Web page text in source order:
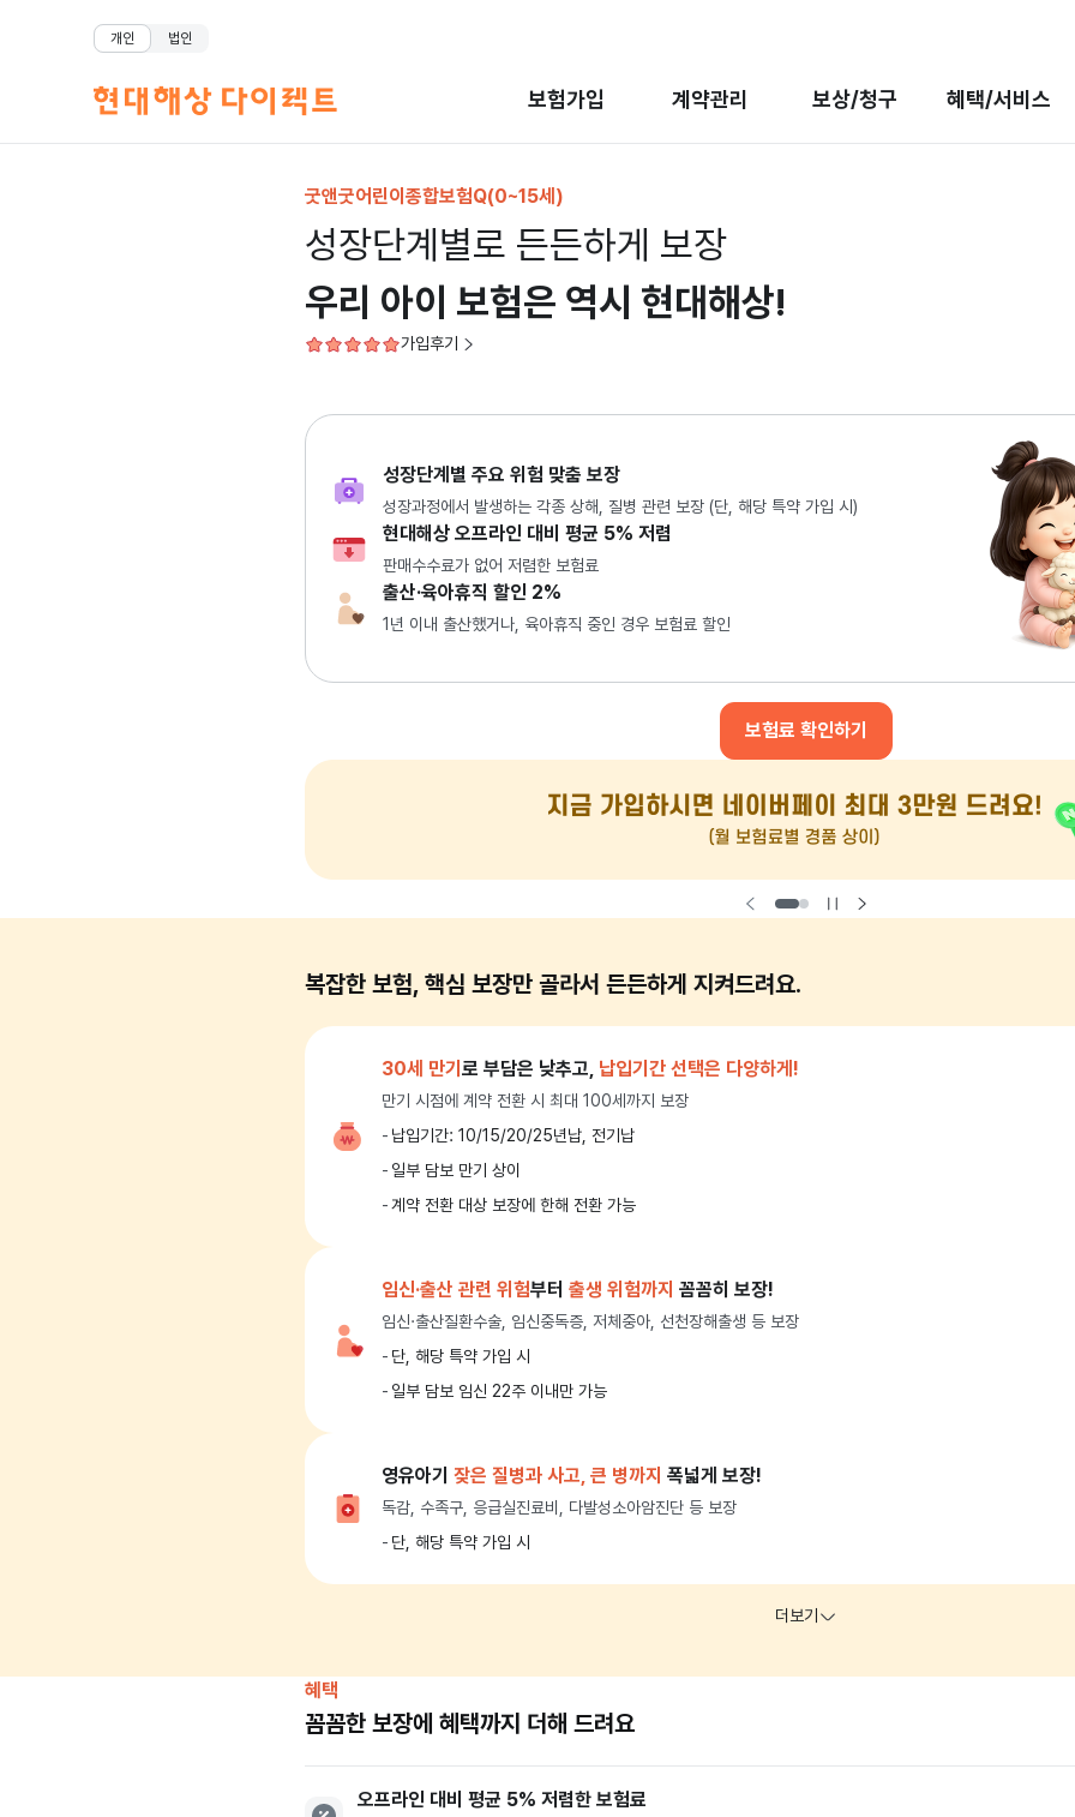
개인 법인
보험가입 계약관리 보상/청구 혜택/서비스
굿앤굿어린이종합보험Q(0~15세)
성장단계별로 든든하게 보장
우리 아이 보험은 역시 현대해상!
가입후기
성장단계별 주요 위험 맞춤 보장
성장과정에서 발생하는 각종 상해, 질병 관련 보장 (단, 해당 특약 가입 시)
현대해상 오프라인 대비 평균 5% 저렴
판매수수료가 없어 저렴한 보험료
출산·육아휴직 할인 2%
1년 이내 출산했거나, 육아휴직 중인 경우 보험료 할인
보험료 확인하기
복잡한 보험, 핵심 보장만 골라서 든든하게 지켜드려요.
30세 만기 로 부담은 낮추고, 납입기간 선택은 다양하게!
만기 시점에 계약 전환 시 최대 100세까지 보장
납입기간: 10/15/20/25년납, 전기납
일부 담보 만기 상이
계약 전환 대상 보장에 한해 전환 가능
임신·출산 관련 위험부터 출생 위험까지 꼼꼼히 보장!
임신·출산질환수술, 임신중독증, 저체중아, 선천장해출생 등 보장
단, 해당 특약 가입 시
일부 담보 임신 22주 이내만 가능
영유아기 잦은 질병과 사고, 큰 병까지 폭넓게 보장!
독감, 수족구, 응급실진료비, 다발성소아암진단 등 보장
단, 해당 특약 가입 시
혜택
꼼꼼한 보장에 혜택까지 더해 드려요
오프라인 대비 평균 5% 저렴한 보험료